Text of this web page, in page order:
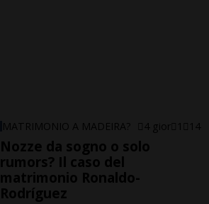
MATRIMONIO A MADEIRA? 4 gior 1 14
Nozze da sogno o solo
rumors? Il caso del
matrimonio Ronaldo-
Rodríguez